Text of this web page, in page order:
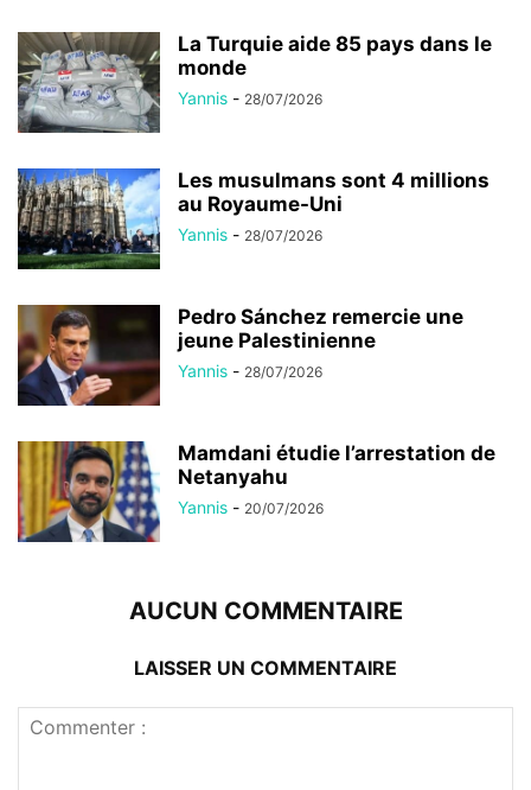
La Turquie aide 85 pays dans le
monde
Yannis - 28/07/2026
Les musulmans sont 4 millions
au Royaume-Uni
Yannis - 28/07/2026
Pedro Sánchez remercie une
jeune Palestinienne
Yannis - 28/07/2026
Mamdani étudie l’arrestation de
Netanyahu
Yannis - 20/07/2026
AUCUN COMMENTAIRE
LAISSER UN COMMENTAIRE